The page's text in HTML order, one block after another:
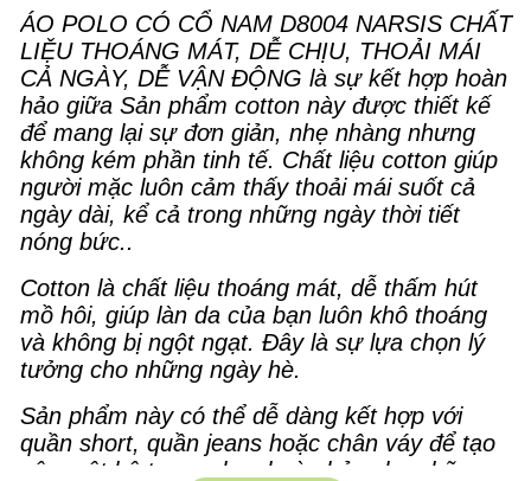
ÁO POLO CÓ CỔ NAM D8004 NARSIS CHẤT
LIỆU THOÁNG MÁT, DỄ CHỊU, THOẢI MÁI
CẢ NGÀY, DỄ VẬN ĐỘNG là sự kết hợp hoàn
hảo giữa Sản phẩm cotton này được thiết kế
để mang lại sự đơn giản, nhẹ nhàng nhưng
không kém phần tinh tế. Chất liệu cotton giúp
người mặc luôn cảm thấy thoải mái suốt cả
ngày dài, kể cả trong những ngày thời tiết
nóng bức..
Cotton là chất liệu thoáng mát, dễ thấm hút
mồ hôi, giúp làn da của bạn luôn khô thoáng
và không bị ngột ngạt. Đây là sự lựa chọn lý
tưởng cho những ngày hè.
Sản phẩm này có thể dễ dàng kết hợp với
quần short, quần jeans hoặc chân váy để tạo
nên một bộ trang phục hoàn hảo cho những